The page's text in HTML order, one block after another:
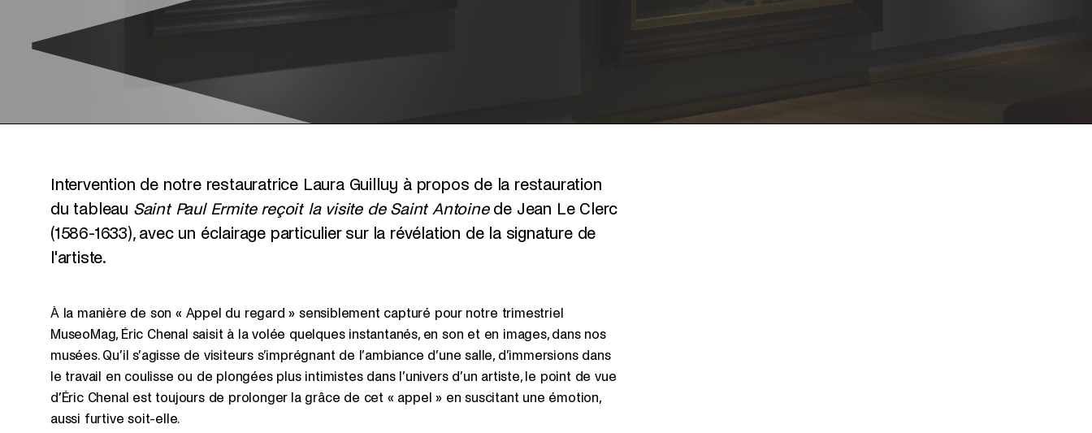
Intervention de notre restauratrice Laura Guilluy à propos de la restauration
du tableau Saint Paul Ermite reçoit la visite de Saint Antoinede Jean Le Clerc
(1586-1633), avec un éclairage particulier sur la révélation de la signature de
l'artiste.
À la manière de son « Appel du regard » sensiblement capturé pour notre trimestriel
MuseoMag, Éric Chenal saisit à la volée quelques instantanés, en son et en images, dans nos
musées. Qu’il s’agisse de visiteurs s’imprégnant de l’ambiance d’une salle, d’immersions dans
le travail en coulisse ou de plongées plus intimistes dans l’univers d’un artiste, le point de vue
d’Éric Chenal est toujours de prolonger la grâce de cet « appel » en suscitant une émotion,
aussi furtive soit-elle.